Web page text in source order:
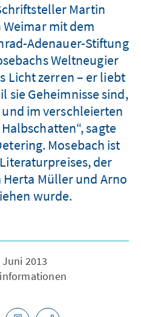
Martin
Weimar mit dem
Adenauer-Stiftung
Weltneugier
Licht zerren – er liebt
sie Geheimnisse sind,
im verschleierten
sagte
Mosebach ist
der
Müller und Arno
wurde.
Juni 2013